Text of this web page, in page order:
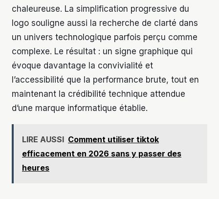
chaleureuse. La simplification progressive du
logo souligne aussi la recherche de clarté dans
un univers technologique parfois perçu comme
complexe. Le résultat : un signe graphique qui
évoque davantage la convivialité et
l’accessibilité que la performance brute, tout en
maintenant la crédibilité technique attendue
d’une marque informatique établie.
LIRE AUSSI Comment utiliser tiktok
efficacement en 2026 sans y passer des
heures